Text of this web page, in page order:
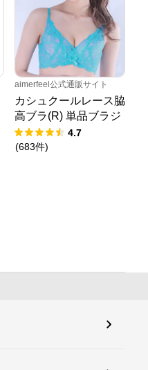
aimerfeel公式通販サイト
カシュクールレース脇
高ブラ(R) 単品ブラジ
ャー
4.7
(683件)